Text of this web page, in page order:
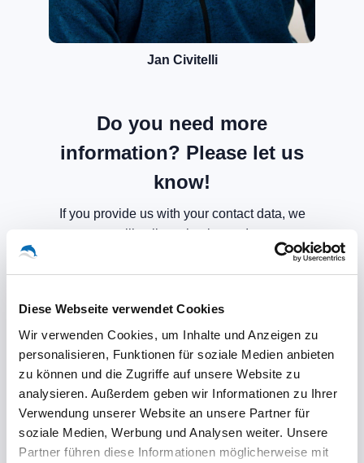
Diese Webseite verwendet Cookies
Wir verwenden Cookies, um Inhalte und Anzeigen zu
personalisieren, Funktionen für soziale Medien anbieten
zu können und die Zugriffe auf unsere Website zu
analysieren. Außerdem geben wir Informationen zu Ihrer
Verwendung unserer Website an unsere Partner für
soziale Medien, Werbung und Analysen weiter. Unsere
Partner führen diese Informationen möglicherweise mit
Jan Civitelli
Do you need more
information? Please let us
know!
If you provide us with your contact data, we
will call you back soon!
By submiting the form, you accept our